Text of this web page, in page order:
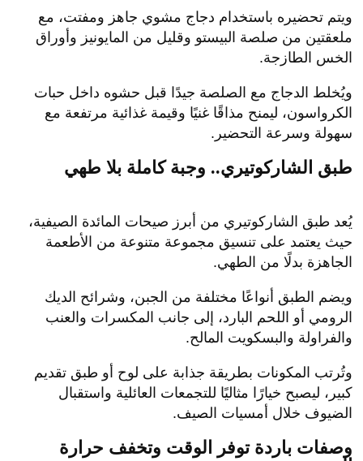
ويتم تحضيره باستخدام دجاج مشوي جاهز ومفتت، مع
ملعقتين من صلصة البيستو وقليل من المايونيز وأوراق
الخس الطازجة.
ويُخلط الدجاج مع الصلصة جيدًا قبل حشوه داخل حبات
الكرواسون، ليمنح مذاقًا غنيًا وقيمة غذائية مرتفعة مع
سهولة وسرعة التحضير.
طبق الشاركوتيري.. وجبة كاملة بلا طهي
يُعد طبق الشاركوتيري من أبرز صيحات المائدة الصيفية،
حيث يعتمد على تنسيق مجموعة متنوعة من الأطعمة
الجاهزة بدلًا من الطهي.
ويضم الطبق أنواعًا مختلفة من الجبن، وشرائح الديك
الرومي أو اللحم البارد، إلى جانب المكسرات والعنب
والفراولة والبسكويت المالح.
وتُرتب المكونات بطريقة جذابة على لوح أو طبق تقديم
كبير، ليصبح خيارًا مثاليًا للتجمعات العائلية واستقبال
الضيوف خلال أمسيات الصيف.
وصفات باردة توفر الوقت وتخفف حرارة